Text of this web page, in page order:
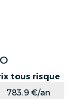
tous risque
783.9 €/an